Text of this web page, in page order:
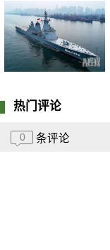
热门评论
0 条评论